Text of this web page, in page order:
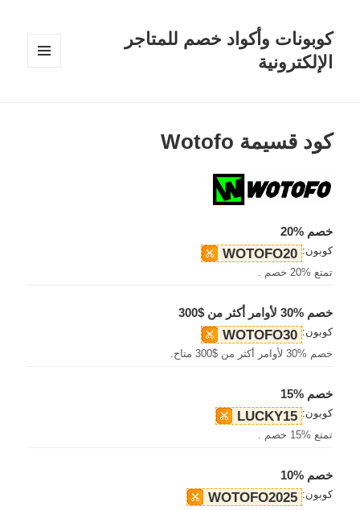
كوبونات وأكواد خصم للمتاجر
الإلكترونية
كود قسيمة Wotofo
خصم %20
كوبون: WOTOFO20
تمتع %20 خصم .
خصم %30 لأوامر أكثر من $300
كوبون: WOTOFO30
خصم %30 لأوامر أكثر من $300 متاح.
خصم %15
كوبون: LUCKY15
تمتع %15 خصم .
خصم %10
كوبون: WOTOFO2025